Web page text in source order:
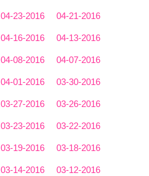
04-23-2016 04-21-2016
04-16-2016 04-13-2016
04-08-2016 04-07-2016
04-01-2016 03-30-2016
03-27-2016 03-26-2016
03-23-2016 03-22-2016
03-19-2016 03-18-2016
03-14-2016 03-12-2016